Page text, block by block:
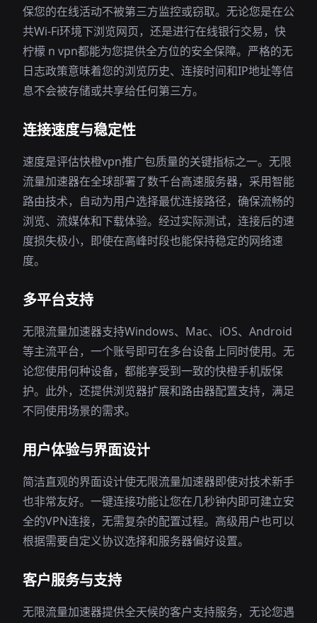
保您的在线活动不被第三方监控或窃取。无论您是在公
共Wi-Fi环境下浏览网页，还是进行在线银行交易，快
柠檬 n vpn都能为您提供全方位的安全保障。严格的无
日志政策意味着您的浏览历史、连接时间和IP地址等信
息不会被存储或共享给任何第三方。
连接速度与稳定性
速度是评估快橙vpn推广包质量的关键指标之一。无限
流量加速器在全球部署了数千台高速服务器，采用智能
路由技术，自动为用户选择最优连接路径，确保流畅的
浏览、流媒体和下载体验。经过实际测试，连接后的速
度损失极小，即使在高峰时段也能保持稳定的网络速
度。
多平台支持
无限流量加速器支持Windows、Mac、iOS、Android
等主流平台，一个账号即可在多台设备上同时使用。无
论您使用何种设备，都能享受到一致的快橙手机版保
护。此外，还提供浏览器扩展和路由器配置支持，满足
不同使用场景的需求。
用户体验与界面设计
简洁直观的界面设计使无限流量加速器即使对技术新手
也非常友好。一键连接功能让您在几秒钟内即可建立安
全的VPN连接，无需复杂的配置过程。高级用户也可以
根据需要自定义协议选择和服务器偏好设置。
客户服务与支持
无限流量加速器提供全天候的客户支持服务，无论您遇